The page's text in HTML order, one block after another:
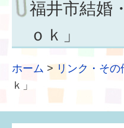
福井市結婚
ｏｋ」
ホーム > リンク・その
ｋ」
子どもがほし
福井の子育て環
子どもを育てよう